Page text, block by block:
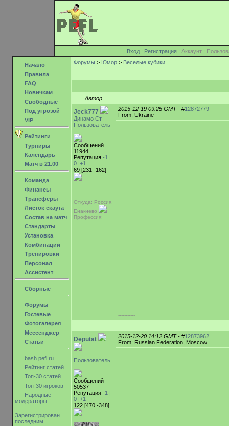
Вход : Регистрация : Аккаунт :
Начало
Правила
FAQ
Новичкам
Свободные
Под угрозой
VIP
Рейтинги
Турниры
Календарь
Матч в 21.00
Команда
Финансы
Трансферы
Листок скаута
Состав на матч
Стандарты
Установка
Комбинации
Тренировки
Персонал
Ассистент
Сборные
Форумы
Гостевые
Фотогалерея
Мессенджер
Статьи
bash.pefl.ru
Рейтинг статей
Топ-30 статей
Топ-30 игроков
Народные
модераторы
Зарегистрирован
последним
Форумы > Юмор> Веселые кубики
Автор
Jeck777
Динамо Ст
Пользователь
Сообщений
11944
Репутация -1 |
0 |+1
69 [231 -162]
Откуда: Россия,
Енакиево
Профессия:
2015-12-19 09:25 GMT- #12872779
From: Ukraine
-----------
Deputat
Пользователь
Сообщений
50537
Репутация -1 |
0 |+1
122 [470 -348]
2015-12-20 14:12 GMT- #12873962
From: Russian Federation, Moscow